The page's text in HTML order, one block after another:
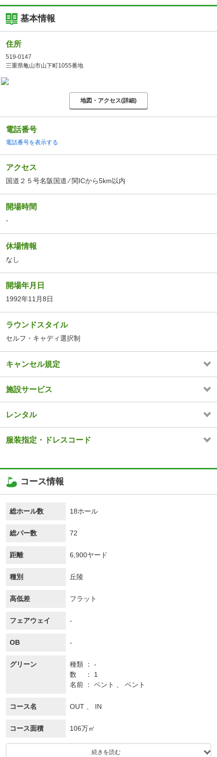
基本情報
住所
519-0147
三重県亀山市山下町1055番地
地図・アクセス(詳細)
電話番号
電話番号を表示する
アクセス
国道２５号名阪国道 ⁄ 関ICから5km以内
開場時間
-
休場情報
なし
開場年月日
1992年11月8日
ラウンドスタイル
セルフ・キャディ選択制
キャンセル規定
施設サービス
レンタル
服装指定・ドレスコード
コース情報
総ホール数 18ホール
総パー数 72
距離 6,900ヤード
種別 丘陵
高低差 フラット
フェアウェイ -
OB -
グリーン 種類
-
数
1
名前
ベント 、 ベント
コース名 OUT 、 IN
コース面積 106万㎡
続きを読む